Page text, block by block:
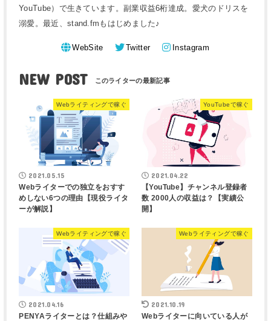
YouTube）で生きています。副業収益6桁達成。愛犬のドリスを
溺愛。最近、stand.fmもはじめました♪
WebSite Twitter Instagram
NEW POST
Webライティングで稼ぐ
2021.05.15
Webライターでの独立をおすす
めしない6つの理由【現役ライタ
ーが解説】
YouTubeで稼ぐ
2021.04.22
【YouTube】チャンネル登録者
数 2000人の収益は？【実績公
開】
Webライティングで稼ぐ
2021.04.16
PENYAライターとは？仕組みや
Webライティングで稼ぐ
2021.10.19
Webライターに向いている人が